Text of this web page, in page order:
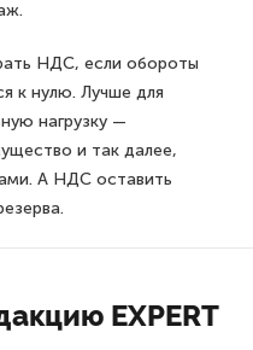
НДС, если обороты
к нулю. Лучше для
нагрузку —
и так далее,
А НДС оставить
EXPERT